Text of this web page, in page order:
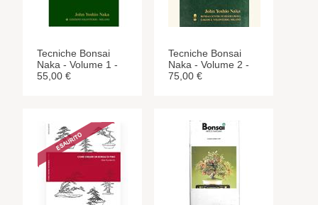
Tecniche Bonsai
Naka - Volume 1 -
55,00 €
Tecniche Bonsai
Naka - Volume 2 -
75,00 €